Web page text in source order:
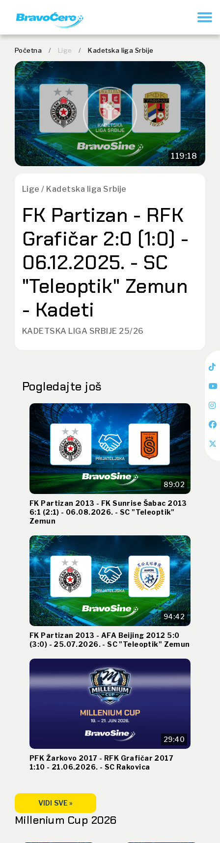
Početna / Lige / Kadetska liga Srbije
119:18
Lige / Kadetska liga Srbije
FK Partizan - RFK
Grafičar 2:0 (1:0) -
06.12.2025. - SC
"Teleoptik" Zemun
- Kadeti
KADETSKA LIGA SRBIJE 25/26
Pogledajte još
89:02
FK Partizan 2013 - FK Sunrise Šabac 2013
6:1 (2:1) - 06.08.2026. - SC "Teleoptik"
Zemun
94:42
FK Partizan 2013 - AFA Beijing 2012 5:0
(3:0) - 25.07.2026. - SC "Teleoptik" Zemun
29:40
PFK Žarkovo 2017 - RFK Grafičar 2017
1:10 - 21.06.2026. - SC Rakovica
VIDI SVE »
Millenium Cup 2026